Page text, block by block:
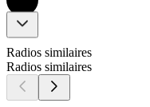
Radios similaires
Radios similaires